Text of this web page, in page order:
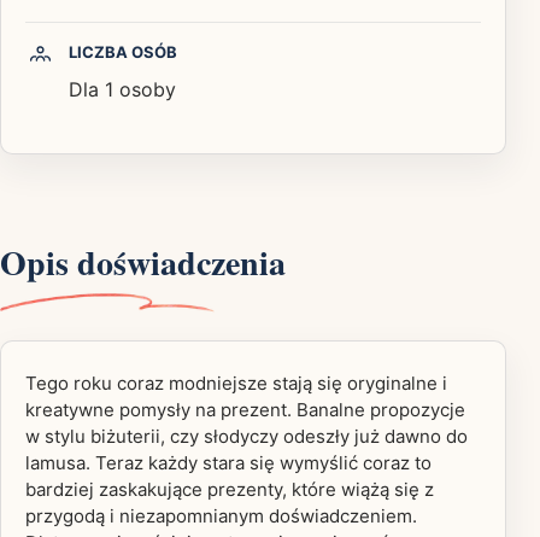
LICZBA OSÓB
Dla 1 osoby
Opis doświadczenia
Tego roku coraz modniejsze stają się oryginalne i
kreatywne pomysły na prezent. Banalne propozycje
w stylu biżuterii, czy słodyczy odeszły już dawno do
lamusa. Teraz każdy stara się wymyślić coraz to
bardziej zaskakujące prezenty, które wiążą się z
przygodą i niezapomnianym doświadczeniem.